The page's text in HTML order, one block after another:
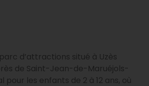
d’attractions situé à Uzès
de Saint-Jean-de-Maruéjols-
pour les enfants de 2 à 12 ans, où